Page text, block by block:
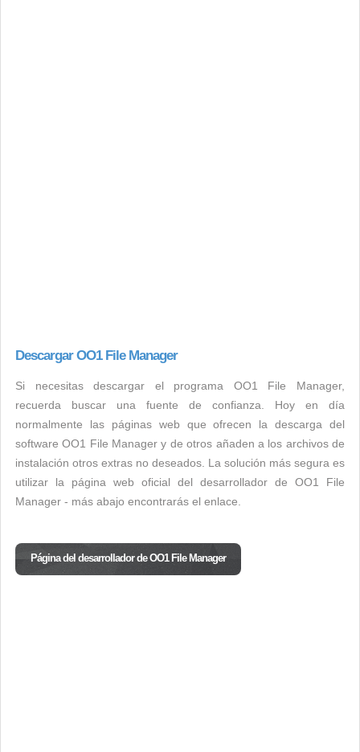
Descargar OO1 File Manager
Si necesitas descargar el programa OO1 File Manager,
recuerda buscar una fuente de confianza. Hoy en día
normalmente las páginas web que ofrecen la descarga del
software OO1 File Manager y de otros añaden a los archivos de
instalación otros extras no deseados. La solución más segura es
utilizar la página web oficial del desarrollador de OO1 File
Manager - más abajo encontrarás el enlace.
Página del desarrollador de OO1 File Manager